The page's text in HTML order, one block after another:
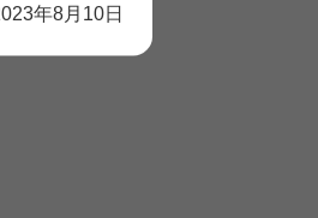
年8月10日